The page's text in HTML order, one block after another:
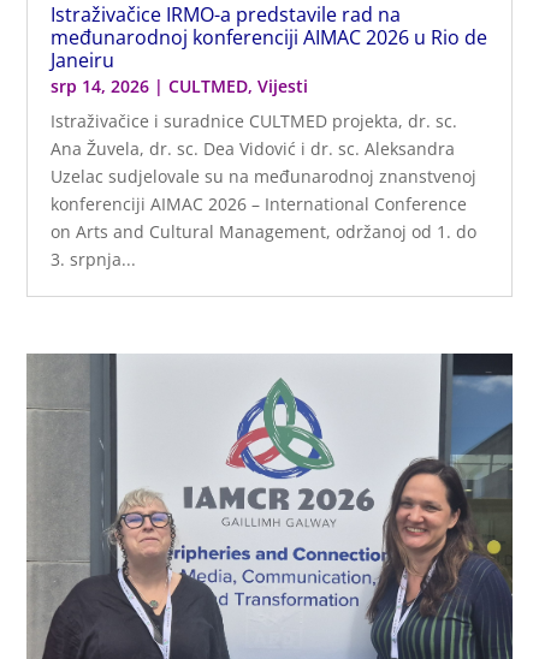
Istraživačice IRMO-a predstavile rad na
međunarodnoj konferenciji AIMAC 2026 u Rio de
Janeiru
srp 14, 2026 |CULTMED,Vijesti
Istraživačice i suradnice CULTMED projekta, dr. sc.
Ana Žuvela, dr. sc. Dea Vidović i dr. sc. Aleksandra
Uzelac sudjelovale su na međunarodnoj znanstvenoj
konferenciji AIMAC 2026 – International Conference
on Arts and Cultural Management, održanoj od 1. do
3. srpnja...